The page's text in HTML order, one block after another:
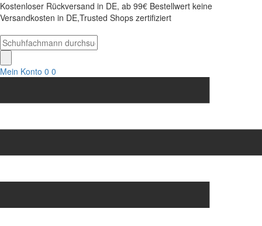
Kostenloser Rückversand in DE, ab 99€ Bestellwert keine
Versandkosten in DE,Trusted Shops zertifiziert
Mein Konto 0 0